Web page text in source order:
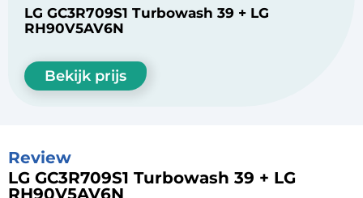
LG GC3R709S1 Turbowash 39 + LG
RH90V5AV6N
Bekijk prijs
Review
LG GC3R709S1 Turbowash 39 + LG
RH90V5AV6N